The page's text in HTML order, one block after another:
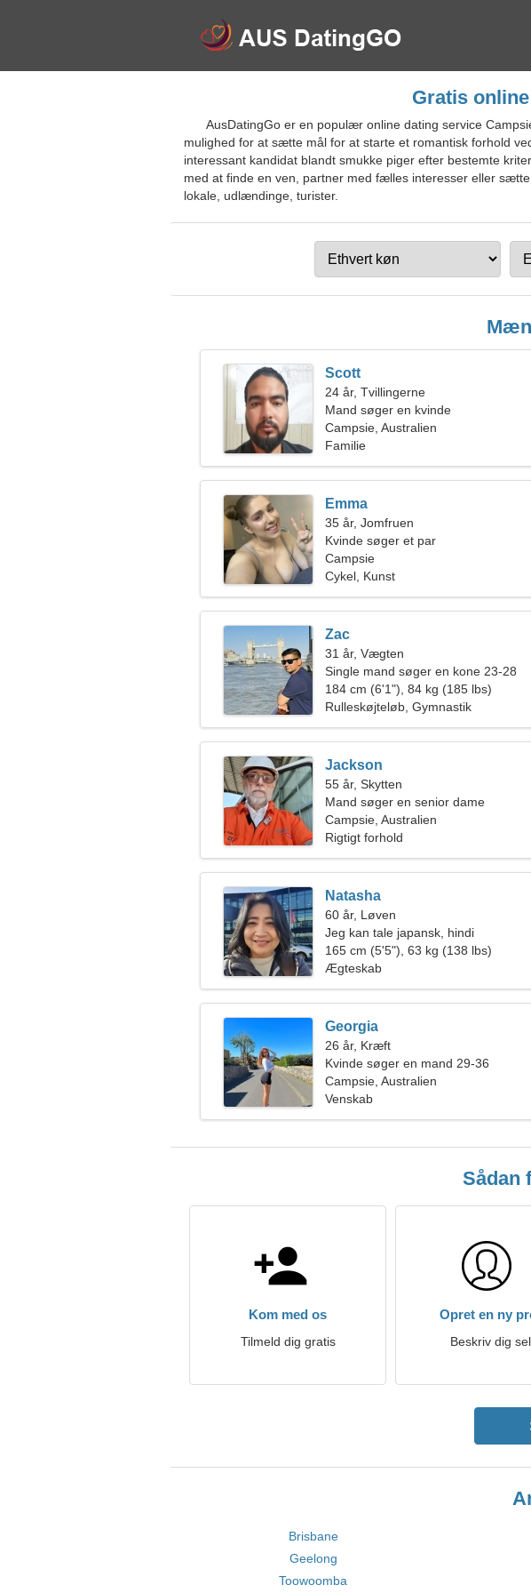
Gratis
AusDatingGo er en populær online dating service
mulighed for at sætte mål for at starte et romantisk forhold
interessant kandidat blandt smukke piger efter bestemte
med at finde en ven, partner med fælles interesser eller
lokale, udlændinge, turister.
Scott
24 år, Tvillingerne
Mand søger en kvinde
Campsie, Australien
Familie
Emma
35 år, Jomfruen
Kvinde søger et par
Campsie
Cykel, Kunst
Zac
31 år, Vægten
Single mand søger en kone 23-28
184 cm (6'1"), 84 kg (185 lbs)
Rulleskøjteløb, Gymnastik
Jackson
55 år, Skytten
Mand søger en senior dame
Campsie, Australien
Rigtigt forhold
Natasha
60 år, Løven
Jeg kan tale japansk, hindi
165 cm (5'5"), 63 kg (138 lbs)
Ægteskab
Georgia
26 år, Kræft
Kvinde søger en mand 29-36
Campsie, Australien
Venskab
Sådan
Kom med os
Tilmeld dig gratis
Opret en ny
Beskriv dig
Brisbane
Geelong
Toowoomba